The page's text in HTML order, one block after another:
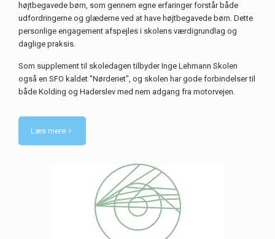
højtbegavede børn, som gennem egne erfaringer forstår både
udfordringerne og glæderne ved at have højtbegavede børn. Dette
personlige engagement afspejles i skolens værdigrundlag og
daglige praksis.
Som supplement til skoledagen tilbyder Inge Lehmann Skolen
også en SFO kaldet "Nørderiet", og skolen har gode forbindelser til
både Kolding og Haderslev med nem adgang fra motorvejen.
Læs mere